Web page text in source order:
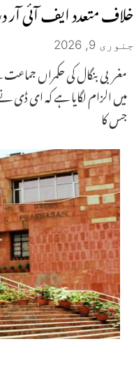
خلاف متعدد ایف آئی
جنوری 9, 2026
مغربی بنگال کی حکمراں
میں الزام لگایا ہے کہ ای ڈی
جس کا